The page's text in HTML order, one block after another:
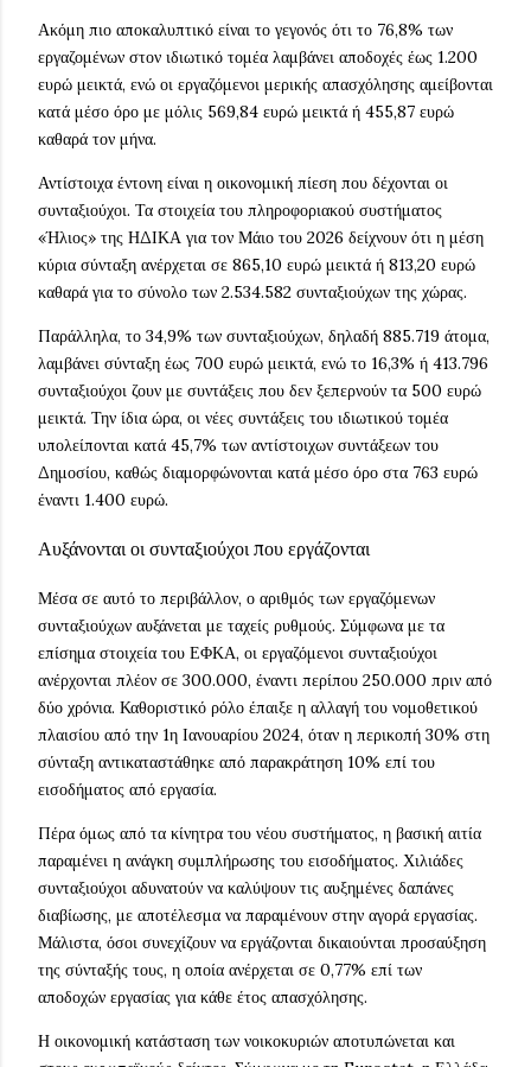
Ακόμη πιο αποκαλυπτικό είναι το γεγονός ότι το 76,8% των
εργαζομένων στον ιδιωτικό τομέα λαμβάνει αποδοχές έως 1.200
ευρώ μεικτά, ενώ οι εργαζόμενοι μερικής απασχόλησης αμείβονται
κατά μέσο όρο με μόλις 569,84 ευρώ μεικτά ή 455,87 ευρώ
καθαρά τον μήνα.
Αντίστοιχα έντονη είναι η οικονομική πίεση που δέχονται οι
συνταξιούχοι. Τα στοιχεία του πληροφοριακού συστήματος
«Ήλιος» της ΗΔΙΚΑ για τον Μάιο του 2026 δείχνουν ότι η μέση
κύρια σύνταξη ανέρχεται σε 865,10 ευρώ μεικτά ή 813,20 ευρώ
καθαρά για το σύνολο των 2.534.582 συνταξιούχων της χώρας.
Παράλληλα, το 34,9% των συνταξιούχων, δηλαδή 885.719 άτομα,
λαμβάνει σύνταξη έως 700 ευρώ μεικτά, ενώ το 16,3% ή 413.796
συνταξιούχοι ζουν με συντάξεις που δεν ξεπερνούν τα 500 ευρώ
μεικτά. Την ίδια ώρα, οι νέες συντάξεις του ιδιωτικού τομέα
υπολείπονται κατά 45,7% των αντίστοιχων συντάξεων του
Δημοσίου, καθώς διαμορφώνονται κατά μέσο όρο στα 763 ευρώ
έναντι 1.400 ευρώ.
Αυξάνονται οι συνταξιούχοι που εργάζονται
Μέσα σε αυτό το περιβάλλον, ο αριθμός των εργαζόμενων
συνταξιούχων αυξάνεται με ταχείς ρυθμούς. Σύμφωνα με τα
επίσημα στοιχεία του ΕΦΚΑ, οι εργαζόμενοι συνταξιούχοι
ανέρχονται πλέον σε 300.000, έναντι περίπου 250.000 πριν από
δύο χρόνια. Καθοριστικό ρόλο έπαιξε η αλλαγή του νομοθετικού
πλαισίου από την 1η Ιανουαρίου 2024, όταν η περικοπή 30% στη
σύνταξη αντικαταστάθηκε από παρακράτηση 10% επί του
εισοδήματος από εργασία.
Πέρα όμως από τα κίνητρα του νέου συστήματος, η βασική αιτία
παραμένει η ανάγκη συμπλήρωσης του εισοδήματος. Χιλιάδες
συνταξιούχοι αδυνατούν να καλύψουν τις αυξημένες δαπάνες
διαβίωσης, με αποτέλεσμα να παραμένουν στην αγορά εργασίας.
Μάλιστα, όσοι συνεχίζουν να εργάζονται δικαιούνται προσαύξηση
της σύνταξής τους, η οποία ανέρχεται σε 0,77% επί των
αποδοχών εργασίας για κάθε έτος απασχόλησης.
Η οικονομική κατάσταση των νοικοκυριών αποτυπώνεται και